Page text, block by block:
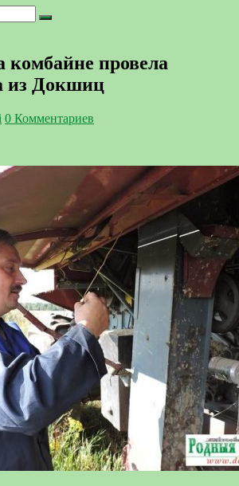
комбайне провела
из Докшиц
0 Комментариев